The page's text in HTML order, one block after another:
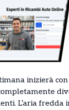
inizierà
L’aria fredda